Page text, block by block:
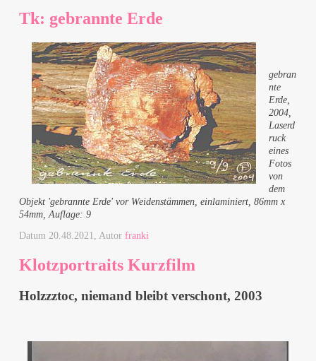
Tk: gebrannte Erde
gebran
nte
Erde,
2004,
Laserd
ruck
eines
Fotos
von
dem
Objekt 'gebrannte Erde' vor Weidenstämmen, einlaminiert, 86mm x
54mm, Auflage: 9
Datum 20.48.2021 , Autorfranki
Klotzportraits Kurzfilm
Holzzztoc, niemand bleibt verschont, 2003